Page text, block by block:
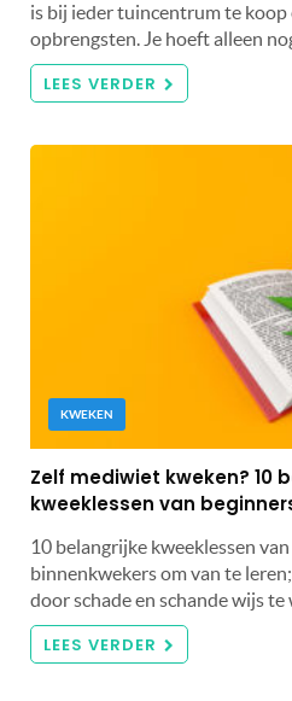
is bij ieder tuincentrum te
opbrengsten. Je hoeft alleen
LEES VERDER
KWEKEN
Zelf mediwiet kweken? 10
kweeklessen van
10 belangrijke kweeklessen
binnenkwekers om van te
door schade en schande wijs te
LEES VERDER